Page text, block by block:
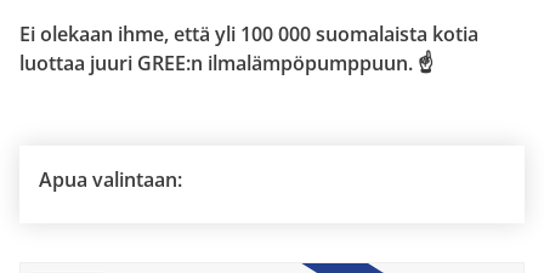
Ei olekaan ihme, että yli 100 000 suomalaista kotia
luottaa juuri GREE:n ilmalämpöpumppuun. ☝️
Apua valintaan: